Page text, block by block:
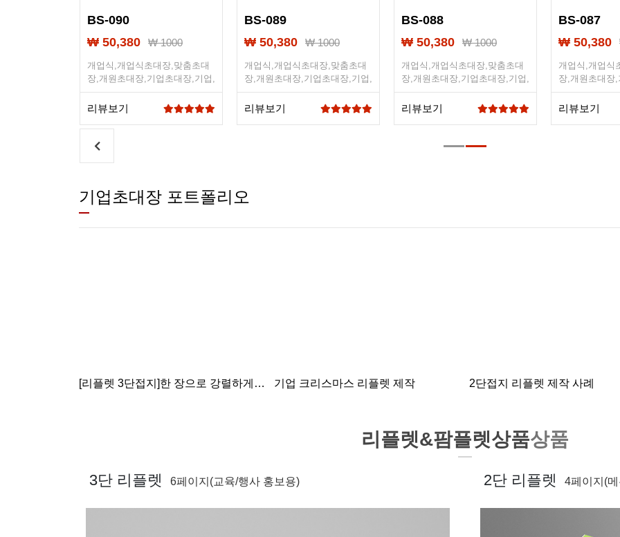
BS-090
₩ 50,380
₩ 1000
개업식,개업식초대장,맞춤초대
장,개원초대장,기업초대장,기업,
디자인초대장,심플디자인,심플
디자인초대장
리뷰보기
BS-089
₩ 50,380
₩ 1000
개업식,개업식초대장,맞춤초대
장,개원초대장,기업초대장,기업,
디자인초대장,심플디자인,심플
디자인초대장
리뷰보기
BS-088
₩ 50,380
₩ 1000
개업식,개업식초대장,맞춤초대
장,개원초대장,기업초대장,기업,
디자인초대장,심플디자인,심플
디자인초대장
리뷰보기
BS-087
₩ 50,380
개업식,개업식
장,개원초대장,
디자인초대장,
디자인초대장
리뷰보기
기업초대장 포트폴리오
[리플렛 3단접지]한 장으로 강렬하게,
기업 크리스마스 리플렛 제작 2단접지 리플렛 제작 사례
리플렛&팜플렛상품상품
3단 리플렛 6페이지(교육/행사 홍보용) 2단 리플렛 4페이지(